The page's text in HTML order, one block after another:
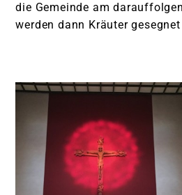
die Gemeinde am
werden dann Kräuter